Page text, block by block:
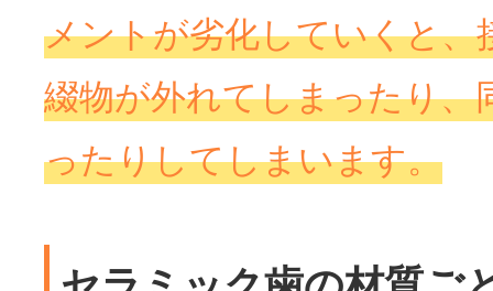
メントが劣化していくと、
綴物が外れてしまったり、
ったりしてしまいます。